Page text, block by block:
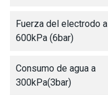
Fuerza del electrodo a
600kPa (6bar)
Consumo de agua a
300kPa(3bar)